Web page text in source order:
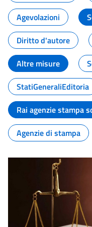
Agevolazioni
Diritto d'autore
Altre misure
StatiGeneraliEditoria
Rai agenzie stampa
Agenzie di stampa